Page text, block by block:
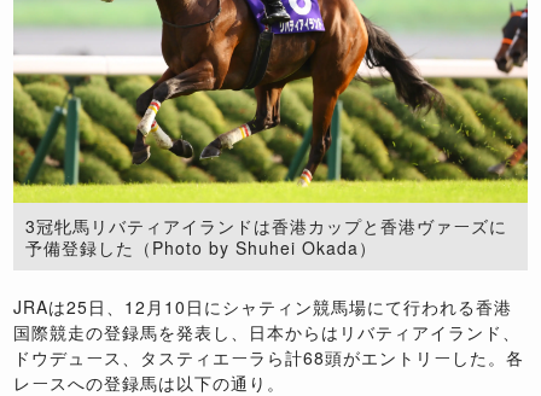
3冠牝馬リバティアイランドは香港カップと香港ヴァーズに
予備登録した（Photo by Shuhei Okada）
JRAは25日、12月10日にシャティン競馬場にて行われる香港
国際競走の登録馬を発表し、日本からはリバティアイランド、
ドウデュース、タスティエーラら計68頭がエントリーした。各
レースへの登録馬は以下の通り。